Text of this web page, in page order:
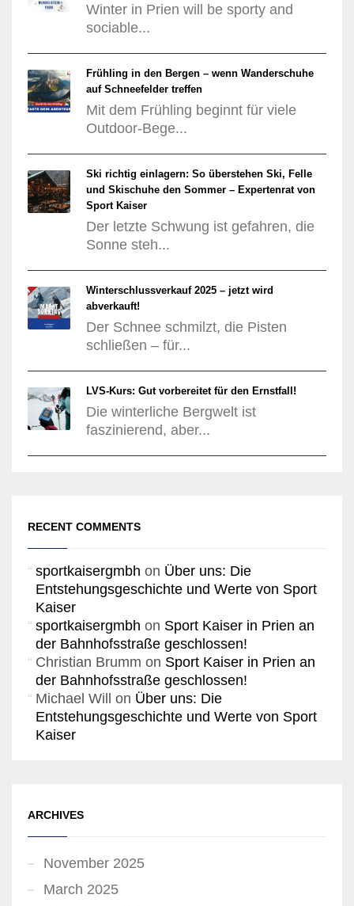
Winter in Prien will be sporty and
sociable...
Frühling in den Bergen – wenn Wanderschuhe
auf Schneefelder treffen
Mit dem Frühling beginnt für viele
Outdoor-Bege...
Ski richtig einlagern: So überstehen Ski, Felle
und Skischuhe den Sommer – Expertenrat von
Sport Kaiser
Der letzte Schwung ist gefahren, die
Sonne steh...
Winterschlussverkauf 2025 – jetzt wird
abverkauft!
Der Schnee schmilzt, die Pisten
schließen – für...
LVS-Kurs: Gut vorbereitet für den Ernstfall!
Die winterliche Bergwelt ist
faszinierend, aber...
RECENT COMMENTS
sportkaisergmbh on Über uns: Die
Entstehungsgeschichte und Werte von Sport
Kaiser
sportkaisergmbh on Sport Kaiser in Prien an
der Bahnhofsstraße geschlossen!
Christian Brumm on Sport Kaiser in Prien an
der Bahnhofsstraße geschlossen!
Michael Will on Über uns: Die
Entstehungsgeschichte und Werte von Sport
Kaiser
ARCHIVES
November 2025
March 2025